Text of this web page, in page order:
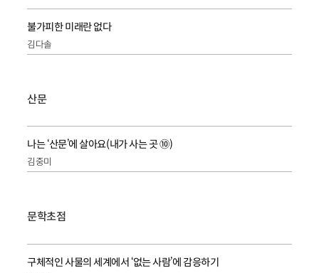
불가피한 미래란 없다
김다솔
산문
나는 ‘산문’에 살아요(내가 사는 곳 ⑩)
김중미
문학초점
구체적인 사물의 세계에서 ‘없는 사람’에 감응하기